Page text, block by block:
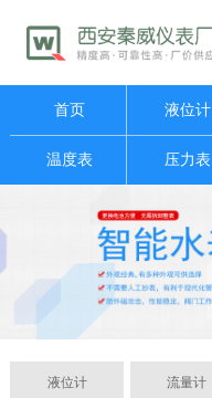
首页 液位计
温度表 压力表
液位计 流量计